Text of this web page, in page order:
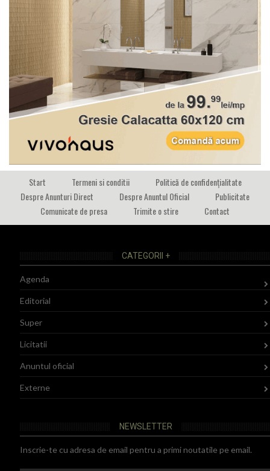
Start Termeni si conditii
Politică de confidențialitate
Despre Anunturi Direct
Despre Anuntul Oficial
Publicitate
Comunicate de presa
Trimite o stire Contact
CATEGORII +
Agenda
Editorial
Super
Licitatii
Anuntul oficial
Externe
NEWSLETTER
Inscrie-te cu adresa de email pentru a primi noutatile pe email.